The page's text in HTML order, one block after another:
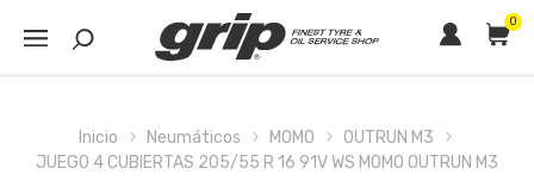
0
Inicio Neumáticos MOMO
OUTRUN M3
JUEGO 4 CUBIERTAS 205/55 R 16 91V WS MOMO OUTRUN M3